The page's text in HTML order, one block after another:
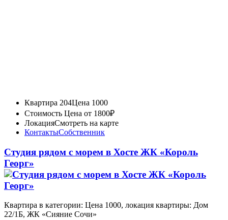
Квартира 204Цена 1000
Стоимость Цена от 1800₽
ЛокацияСмотреть на карте
КонтактыСобственник
Студия рядом с морем в Хосте ЖК «Король
Георг»
Квартира в категории: Цена 1000, локация квартиры: Дом
22/1Б, ЖК «Сияние Сочи»